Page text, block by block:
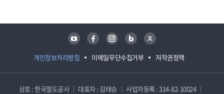
개인정보처리방침 이메일무단수집거부 저작권정책
유튜브 페이스북 인스타그램 블로그 트위터
상호 : 한국철도공사 대표자 : 김태승
사업자등록 : 314-82-10024